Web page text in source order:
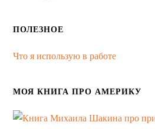
ПОЛЕЗНОЕ
Что я использую в работе
МОЯ КНИГА ПРО АМЕРИКУ